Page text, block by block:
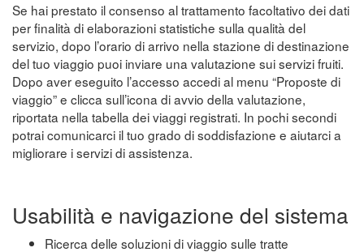
Se hai prestato il consenso al trattamento facoltativo dei dati
per finalità di elaborazioni statistiche sulla qualità del
servizio, dopo l’orario di arrivo nella stazione di destinazione
del tuo viaggio puoi inviare una valutazione sui servizi fruiti.
Dopo aver eseguito l’accesso accedi al menu “Proposte di
viaggio” e clicca sull’icona di avvio della valutazione,
riportata nella tabella dei viaggi registrati. In pochi secondi
potrai comunicarci il tuo grado di soddisfazione e aiutarci a
migliorare i servizi di assistenza.
Usabilità e navigazione del sistema
Ricerca delle soluzioni di viaggio sulle tratte